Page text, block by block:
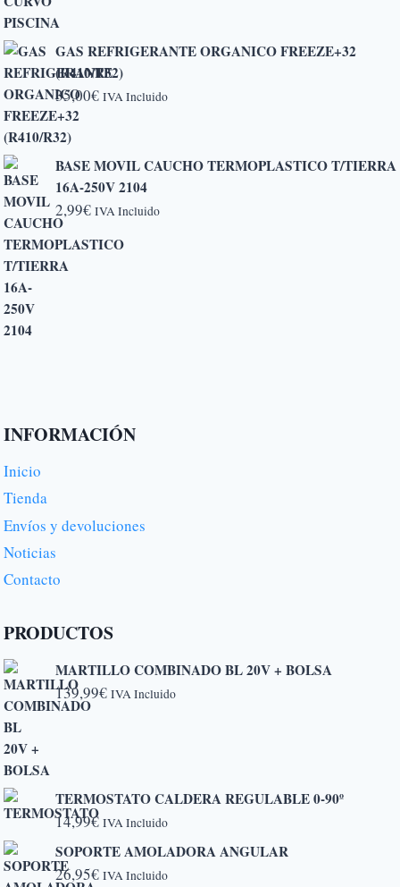
desde
hasta
GAS REFRIGERANTE ORGANICO FREEZE+32
(R410/R32)
35,00€ IVA Incluido
BASE MOVIL CAUCHO TERMOPLASTICO T/TIERRA
16A-250V 2104
2,99€ IVA Incluido
INFORMACIÓN
Inicio
Tienda
Envíos y devoluciones
Noticias
Contacto
PRODUCTOS
MARTILLO COMBINADO BL 20V + BOLSA
139,99€ IVA Incluido
TERMOSTATO CALDERA REGULABLE 0-90º
14,99€ IVA Incluido
SOPORTE AMOLADORA ANGULAR
26,95€ IVA Incluido